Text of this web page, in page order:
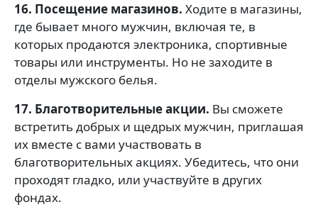
16. Посещение магазинов. Ходите в магазины,
где бывает много мужчин, включая те, в
которых продаются электроника, спортивные
товары или инструменты. Но не заходите в
отделы мужского белья.
17. Благотворительные акции. Вы сможете
встретить добрых и щедрых мужчин, приглашая
их вместе с вами участвовать в
благотворительных акциях. Убедитесь, что они
проходят гладко, или участвуйте в других
фондах.